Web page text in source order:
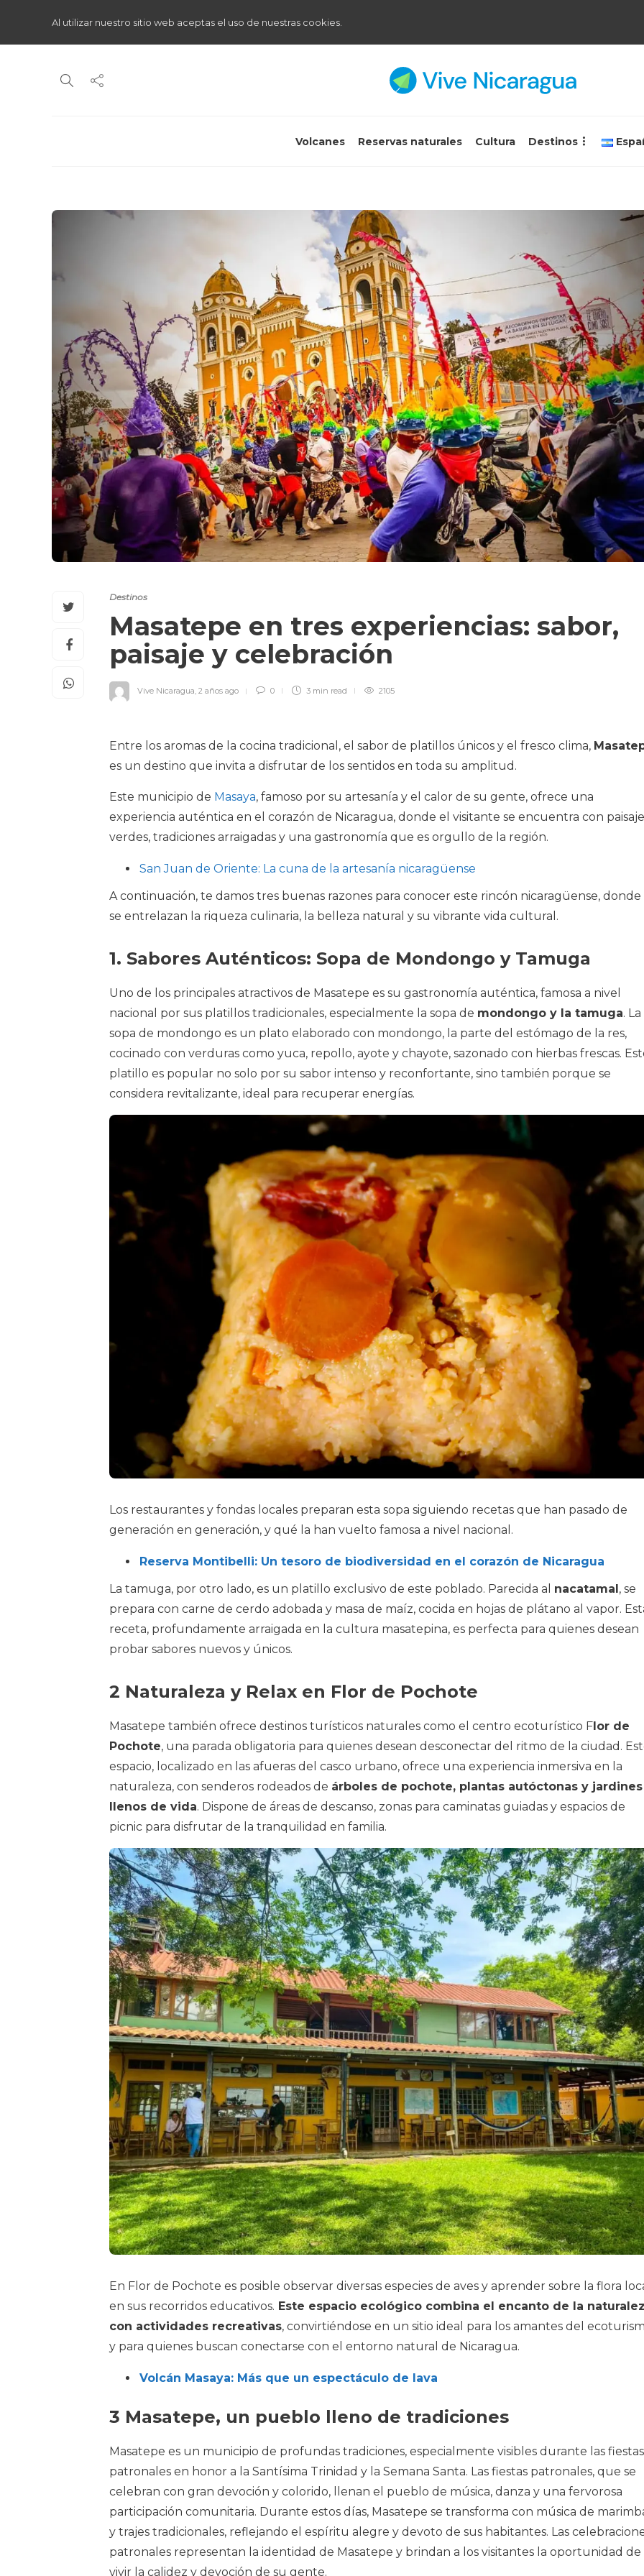
Al utilizar nuestro sitio web aceptas el uso de nuestras cookies.
Volcanes Reservas naturales Cultura Destinos
Destinos
Masatepe en tres experiencias: sabor,
paisaje y celebración
Vive Nicaragua, 2 años ago 0 3 min read 2105
Entre los aromas de la cocina tradicional, el sabor de platillos únicos y el fresco clima,
es un destino que invita a disfrutar de los sentidos en toda su amplitud.
Este municipio de Masaya, famoso por su artesanía y el calor de su gente, ofrece una
experiencia auténtica en el corazón de Nicaragua, donde el visitante se encuentra con
verdes, tradiciones arraigadas y una gastronomía que es orgullo de la región.
San Juan de Oriente: La cuna de la artesanía nicaragüense
A continuación, te damos tres buenas razones para conocer este rincón nicaragüense, donde
se entrelazan la riqueza culinaria, la belleza natural y su vibrante vida cultural.
1. Sabores Auténticos: Sopa de Mondongo y Tamuga
Uno de los principales atractivos de Masatepe es su gastronomía auténtica, famosa a nivel
nacional por sus platillos tradicionales, especialmente la sopa de mondongo y la tamuga. La
sopa de mondongo es un plato elaborado con mondongo, la parte del estómago de la res,
cocinado con verduras como yuca, repollo, ayote y chayote, sazonado con hierbas frescas.
platillo es popular no solo por su sabor intenso y reconfortante, sino también porque se
considera revitalizante, ideal para recuperar energías.
Los restaurantes y fondas locales preparan esta sopa siguiendo recetas que han pasado de
generación en generación, y qué la han vuelto famosa a nivel nacional.
Reserva Montibelli: Un tesoro de biodiversidad en el corazón de Nicaragua
La tamuga, por otro lado, es un platillo exclusivo de este poblado. Parecida al nacatamal , se
prepara con carne de cerdo adobada y masa de maíz, cocida en hojas de plátano al vapor.
receta, profundamente arraigada en la cultura masatepina, es perfecta para quienes desean
probar sabores nuevos y únicos.
2 Naturaleza y Relax en Flor de Pochote
Masatepe también ofrece destinos turísticos naturales como el centro ecoturístico F lor de
Pochote, una parada obligatoria para quienes desean desconectar del ritmo de la ciudad.
espacio, localizado en las afueras del casco urbano, ofrece una experiencia inmersiva en la
naturaleza, con senderos rodeados de árboles de pochote, plantas autóctonas y jardines
llenos de vida. Dispone de áreas de descanso, zonas para caminatas guiadas y espacios de
picnic para disfrutar de la tranquilidad en familia.
En Flor de Pochote es posible observar diversas especies de aves y aprender sobre la flora
en sus recorridos educativos. Este espacio ecológico combina el encanto de la
con actividades recreativas, convirtiéndose en un sitio ideal para los amantes del
y para quienes buscan conectarse con el entorno natural de Nicaragua.
Volcán Masaya: Más que un espectáculo de lava
3 Masatepe, un pueblo lleno de tradiciones
Masatepe es un municipio de profundas tradiciones, especialmente visibles durante las fiestas
patronales en honor a la Santísima Trinidad y la Semana Santa. Las fiestas patronales, que se
celebran con gran devoción y colorido, llenan el pueblo de música, danza y una fervorosa
participación comunitaria. Durante estos días, Masatepe se transforma con música de
y trajes tradicionales, reflejando el espíritu alegre y devoto de sus habitantes. Las
patronales representan la identidad de Masatepe y brindan a los visitantes la oportunidad de
vivir la calidez y devoción de su gente.